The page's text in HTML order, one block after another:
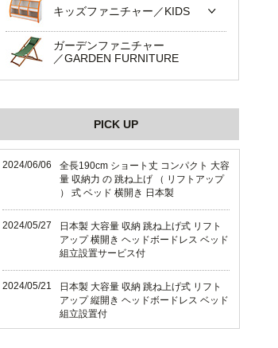
キッズファニチャー／KIDS
ガーデンファニチャー
／GARDEN FURNITURE
PICK UP
2024/06/06
全長190cm ショート丈 コンパクト 大容
量 収納力 の 跳ね上げ （ リフトアップ
） 式 ベッド 横開き 日本製
2024/05/27
日本製 大容量 収納 跳ね上げ式 リフト
アップ 横開き ヘッドボードレス ベッド
組立設置サービス付
2024/05/21
日本製 大容量 収納 跳ね上げ式 リフト
アップ 縦開き ヘッドボードレス ベッド
組立設置付